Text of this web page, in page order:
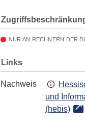
NUR AN RECHNERN DER
Links
Nachweis
und
(hebis)